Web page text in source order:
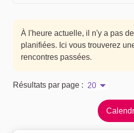
À l'heure actuelle, il n'y a pas
planifiées. Ici vous trouverez
rencontres passées.
Résultats par page : 20